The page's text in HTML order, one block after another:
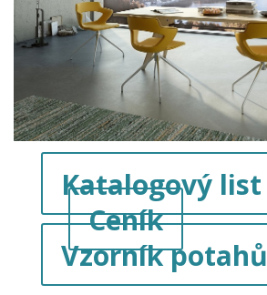
Katalogový list
Ceník
Vzorník potahů